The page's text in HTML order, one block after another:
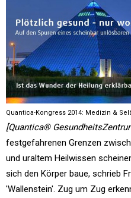
Quantica-Kongress 2014: Medizin &
[Quantica®
festgefahrenen Grenzen
und uraltem Heilwissen
sich den Körper baue, schrieb
'Wallenstein'. Zug um Zug